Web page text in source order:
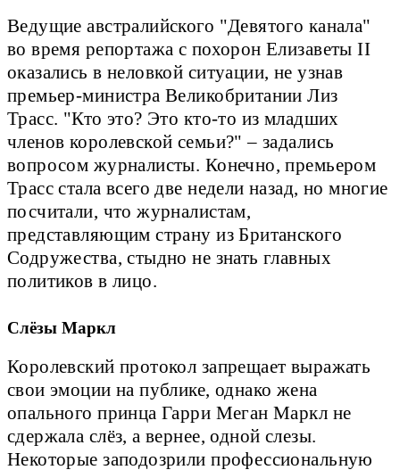
Ведущие австралийского "Девятого канала"
во время репортажа с похорон Елизаветы II
оказались в неловкой ситуации, не узнав
премьер-министра Великобритании Лиз
Трасс. "Кто это? Это кто-то из младших
членов королевской семьи?" – задались
вопросом журналисты. Конечно, премьером
Трасс стала всего две недели назад, но многие
посчитали, что журналистам,
представляющим страну из Британского
Содружества, стыдно не знать главных
политиков в лицо.
Слёзы Маркл
Королевский протокол запрещает выражать
свои эмоции на публике, однако жена
опального принца Гарри Меган Маркл не
сдержала слёз, а вернее, одной слезы.
Некоторые заподозрили профессиональную